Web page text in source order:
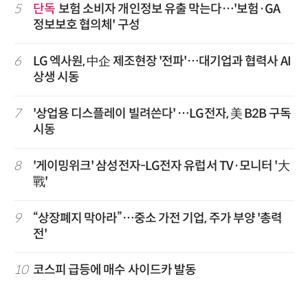
5 단독 보험 소비자 개인정보 유출 막는다…'보험·GA
정보보호 협의체' 구성
6
LG 엑사원, 中企 제조현장 '전파'…대기업과 협력사 AI
상생 시동
7
'상업용 디스플레이 빌려쓴다' …LG전자, 美 B2B 구독
시동
8
'게이밍위크' 삼성전자-LG전자 유럽서 TV·모니터 '大
戰'
9
“상장폐지 막아라”…중소 가전 기업, 주가 부양 '총력
전'
10 코스피 급등에 매수 사이드카 발동